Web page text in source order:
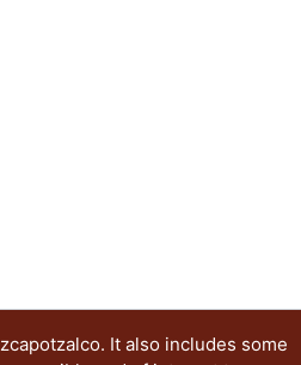
It also includes some